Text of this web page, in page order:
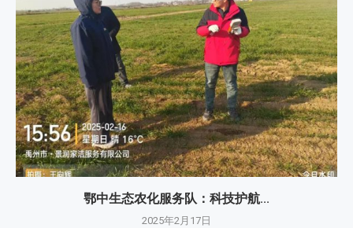
鄂中生态农化服务队：科技护航...
2025年2月17日